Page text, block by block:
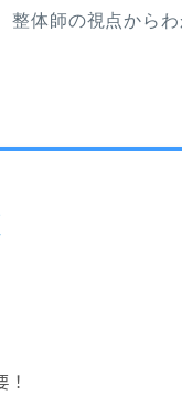
整体師の視点から